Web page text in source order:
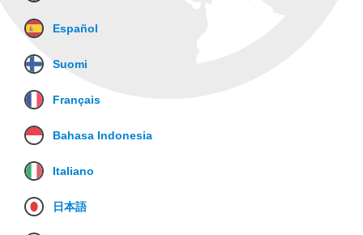
Español
Suomi
Français
Bahasa Indonesia
Italiano
日本語